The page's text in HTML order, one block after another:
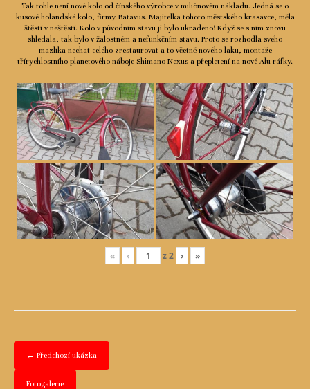
Tak tohle není nové kolo od čínského výrobce v miliónovém nákladu. Jedná se o
kusové holandské kolo, firmy Batavus. Majitelka tohoto městského krasavce, měla
štěstí v neštěstí. Kolo v původním stavu ji bylo ukradeno! Když se s ním znovu
shledala, tak bylo v žalostném a nefunkčním stavu. Proto se rozhodla svého
mazlíka nechat celého zrestaurovat a to včetně nového laku, montáže
třírychlostního planetového náboje Shimano Nexus a přepletení na nové Alu ráfky.
« ‹ z2 › »
← Předchozí ukázka
Fotogalerie